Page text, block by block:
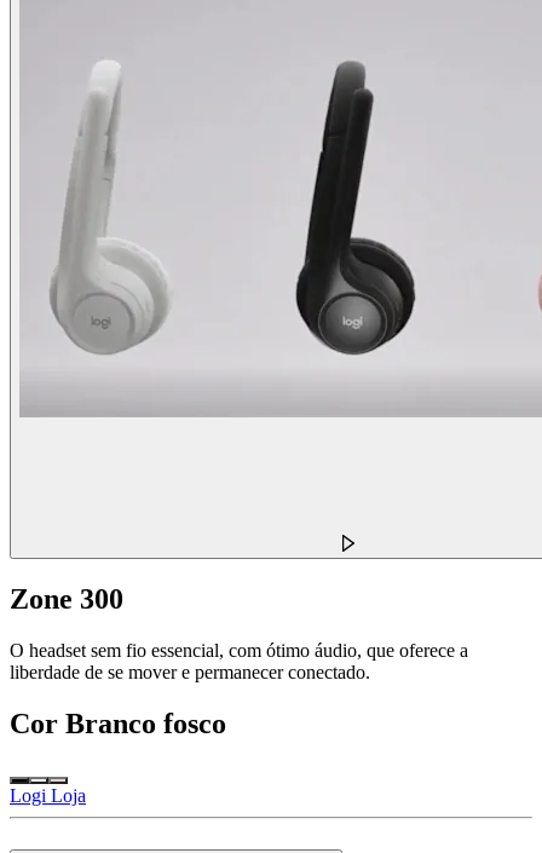
Zone 300
O headset sem fio essencial, com ótimo áudio, que oferece a
liberdade de se mover e permanecer conectado.
Cor Branco fosco
Logi Loja